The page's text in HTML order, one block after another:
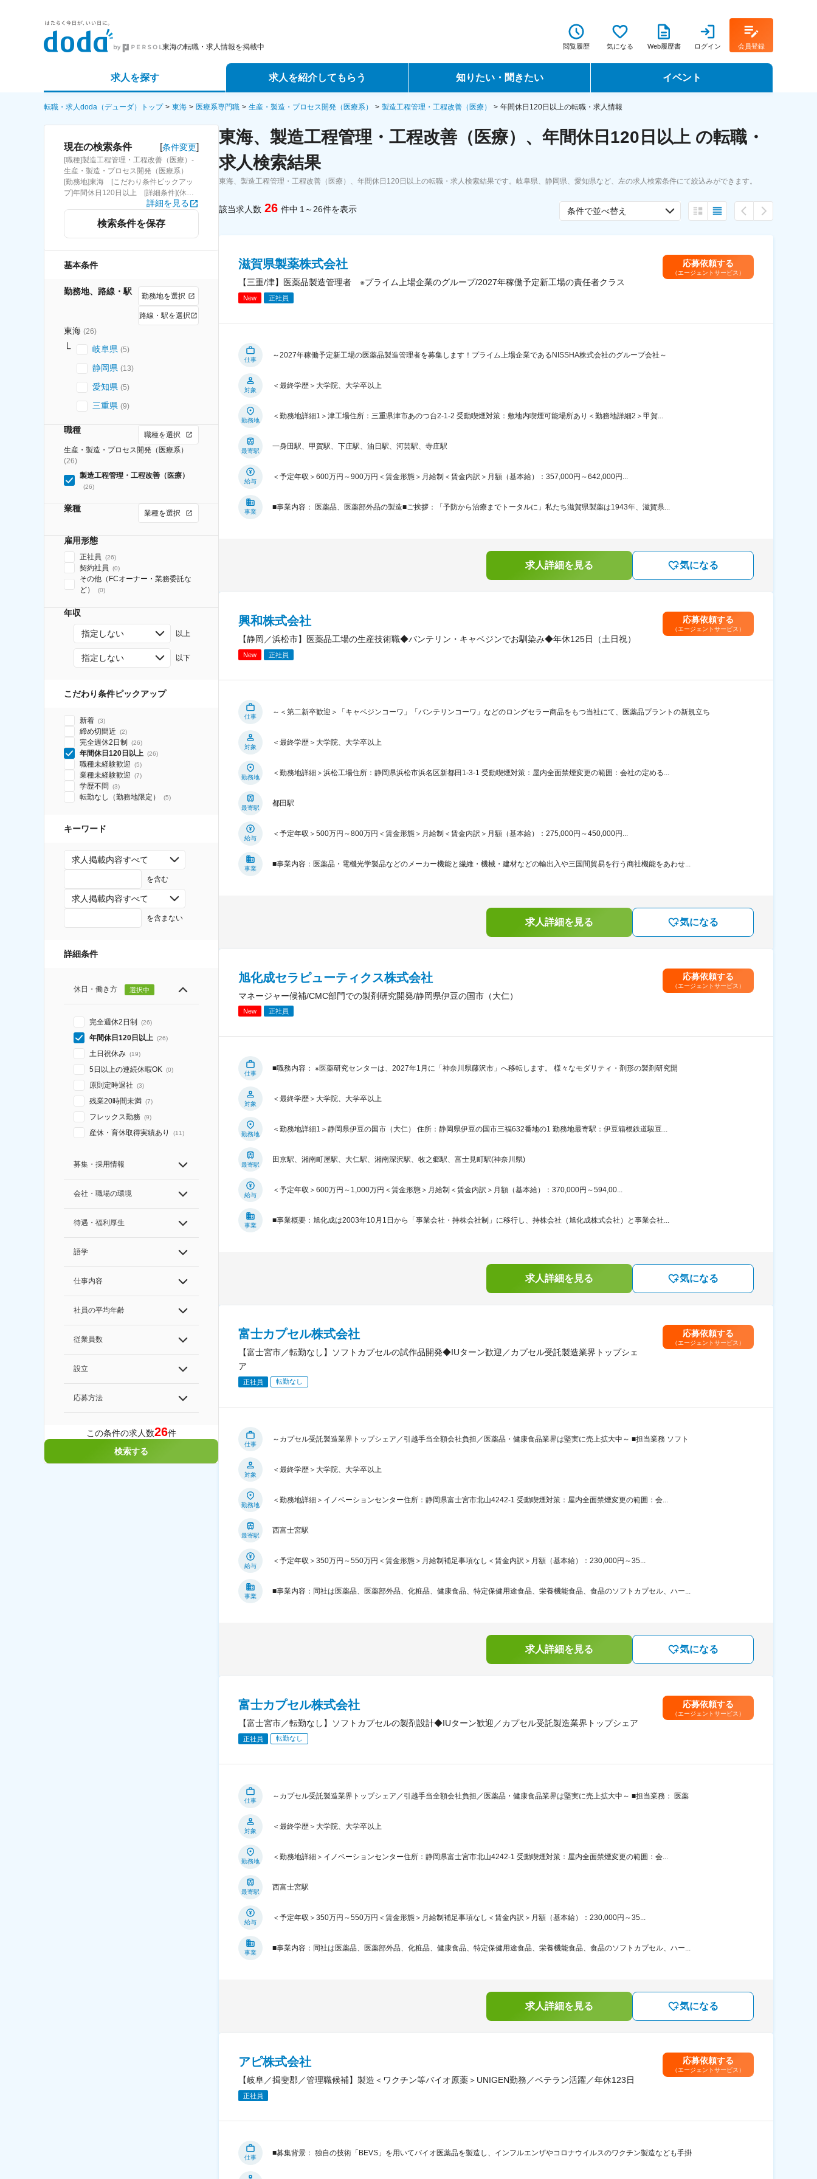
東海の転職・求人情報を掲載中 閲覧履歴 気になる Web履歴書 ログイン 会員登録
求人を探す
詳細条件から探す
求人特集から探す
求人を紹介してもらう
エージェントサービス
スカウトサービス
パートナーエージェントサービス
知りたい・聞きたい
転職ノウハウ
データで見る転職
イベント
転職イベント・転職セミナー
転職フェア
転職・求人doda（デューダ）トップ 東海 医療系専門職 生産・製造・プロセス開発（医療系） 製造工程管理・工程改善（医療） 年間休日120日以上の転職・求人情報
現在の検索条件 [条件変更]
[職種]製造工程管理・工程改善（医療）-
生産・製造・プロセス開発（医療系）
[勤務地]東海 [こだわり条件ピックアッ
プ]年間休日120日以上 [詳細条件](休
日・働き方)年間休日120日以上詳細を見る
検索条件を保存
基本条件
勤務地、路線・駅 勤務地を選択
路線・駅を選択
東海 (26)
岐阜県 (5)
静岡県 (13)
愛知県 (5)
三重県 (9)
職種
職種を選択
生産・製造・プロセス開発（医療系）
(26)
製造工程管理・工程改善（医療）
(26)
業種 業種を選択
雇用形態
正社員 (26)
契約社員 (0)
その他（FCオーナー・業務委託な
ど）
(0)
年収
指定しない 以上
指定しない 以下
こだわり条件ピックアップ
新着 (3)
締め切間近 (2)
完全週休2日制 (26)
年間休日120日以上 (26)
職種未経験歓迎 (5)
業種未経験歓迎 (7)
学歴不問 (3)
転勤なし（勤務地限定） (5)
キーワード
求人掲載内容すべて
を含む
求人掲載内容すべて
を含まない
詳細条件
休日・働き方 選択中
完全週休2日制 (26)
年間休日120日以上 (26)
土日祝休み (19)
5日以上の連続休暇OK (0)
原則定時退社 (3)
残業20時間未満 (7)
フレックス勤務 (9)
産休・育休取得実績あり (11)
募集・採用情報
会社・職場の環境
待遇・福利厚生
語学
仕事内容
社員の平均年齢
従業員数
設立
応募方法
この条件の求人数26件
検索する
東海、製造工程管理・工程改善（医療）、年間休日120日以上 の転職・
求人検索結果
東海、製造工程管理・工程改善（医療）、年間休日120日以上の転職・求人検索結果です。岐阜県、静岡県、愛知県など、左の求人検索条件にて絞込みができます。
該当求人数 26 件中 1～26件を表示 条件で並べ替え
滋賀県製薬株式会社
【三重/津】医薬品製造管理者 ※プライム上場企業のグループ/2027年稼働予定新工場の責任者クラス
New 正社員
応募依頼する
（エージェントサービス）
仕事
～2027年稼働予定新工場の医薬品製造管理者を募集します！プライム上場企業であるNISSHA株式会社のグループ会社～
対象
＜最終学歴＞大学院、大学卒以上
勤務地
＜勤務地詳細1＞津工場住所：三重県津市あのつ台2-1-2 受動喫煙対策：敷地内喫煙可能場所あり＜勤務地詳細2＞甲賀...
最寄駅
一身田駅、甲賀駅、下庄駅、油日駅、河芸駅、寺庄駅
給与
＜予定年収＞600万円～900万円＜賃金形態＞月給制＜賃金内訳＞月額（基本給）：357,000円～642,000円...
事業
■事業内容： 医薬品、医薬部外品の製造■ご挨拶：「予防から治療までトータルに」私たち滋賀県製薬は1943年、滋賀県...
求人詳細を見る 気になる
興和株式会社
【静岡／浜松市】医薬品工場の生産技術職◆バンテリン・キャベジンでお馴染み◆年休125日（土日祝）
New 正社員
応募依頼する
（エージェントサービス）
仕事
～＜第二新卒歓迎＞「キャベジンコーワ」「バンテリンコーワ」などのロングセラー商品をもつ当社にて、医薬品プラントの新規立ち
対象
＜最終学歴＞大学院、大学卒以上
勤務地
＜勤務地詳細＞浜松工場住所：静岡県浜松市浜名区新都田1-3-1 受動喫煙対策：屋内全面禁煙変更の範囲：会社の定める...
最寄駅
都田駅
給与
＜予定年収＞500万円～800万円＜賃金形態＞月給制＜賃金内訳＞月額（基本給）：275,000円～450,000円...
事業
■事業内容：医薬品・電機光学製品などのメーカー機能と繊維・機械・建材などの輸出入や三国間貿易を行う商社機能をあわせ...
求人詳細を見る 気になる
旭化成セラピューティクス株式会社
マネージャー候補/CMC部門での製剤研究開発/静岡県伊豆の国市（大仁）
New 正社員
応募依頼する
（エージェントサービス）
仕事
■職務内容： ※医薬研究センターは、2027年1月に「神奈川県藤沢市」へ移転します。 様々なモダリティ・剤形の製剤研究開
対象
＜最終学歴＞大学院、大学卒以上
勤務地
＜勤務地詳細1＞静岡県伊豆の国市（大仁） 住所：静岡県伊豆の国市三福632番地の1 勤務地最寄駅：伊豆箱根鉄道駿豆...
最寄駅
田京駅、湘南町屋駅、大仁駅、湘南深沢駅、牧之郷駅、富士見町駅(神奈川県)
給与
＜予定年収＞600万円～1,000万円＜賃金形態＞月給制＜賃金内訳＞月額（基本給）：370,000円～594,00...
事業
■事業概要：旭化成は2003年10月1日から「事業会社・持株会社制」に移行し、持株会社（旭化成株式会社）と事業会社...
求人詳細を見る 気になる
富士カプセル株式会社
【富士宮市／転勤なし】ソフトカプセルの試作品開発◆IUターン歓迎／カプセル受託製造業界トップシェ
ア
正社員 転勤なし
応募依頼する
（エージェントサービス）
仕事
～カプセル受託製造業界トップシェア／引越手当全額会社負担／医薬品・健康食品業界は堅実に売上拡大中～ ■担当業務 ソフト
対象
＜最終学歴＞大学院、大学卒以上
勤務地
＜勤務地詳細＞イノベーションセンター住所：静岡県富士宮市北山4242-1 受動喫煙対策：屋内全面禁煙変更の範囲：会...
最寄駅
西富士宮駅
給与
＜予定年収＞350万円～550万円＜賃金形態＞月給制補足事項なし＜賃金内訳＞月額（基本給）：230,000円～35...
事業
■事業内容：同社は医薬品、医薬部外品、化粧品、健康食品、特定保健用途食品、栄養機能食品、食品のソフトカプセル、ハー...
求人詳細を見る 気になる
富士カプセル株式会社
【富士宮市／転勤なし】ソフトカプセルの製剤設計◆IUターン歓迎／カプセル受託製造業界トップシェア
正社員 転勤なし
応募依頼する
（エージェントサービス）
仕事
～カプセル受託製造業界トップシェア／引越手当全額会社負担／医薬品・健康食品業界は堅実に売上拡大中～ ■担当業務： 医薬
対象
＜最終学歴＞大学院、大学卒以上
勤務地
＜勤務地詳細＞イノベーションセンター住所：静岡県富士宮市北山4242-1 受動喫煙対策：屋内全面禁煙変更の範囲：会...
最寄駅
西富士宮駅
給与
＜予定年収＞350万円～550万円＜賃金形態＞月給制補足事項なし＜賃金内訳＞月額（基本給）：230,000円～35...
事業
■事業内容：同社は医薬品、医薬部外品、化粧品、健康食品、特定保健用途食品、栄養機能食品、食品のソフトカプセル、ハー...
求人詳細を見る 気になる
アピ株式会社
【岐阜／揖斐郡／管理職候補】製造＜ワクチン等バイオ原薬＞UNIGEN勤務／ベテラン活躍／年休123日
正社員
応募依頼する
（エージェントサービス）
仕事
■募集背景： 独自の技術「BEVS」を用いてバイオ医薬品を製造し、インフルエンザやコロナウイルスのワクチン製造なども手掛